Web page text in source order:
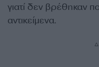
γιατί δεν βρέθηκαν
αντικείμενα.